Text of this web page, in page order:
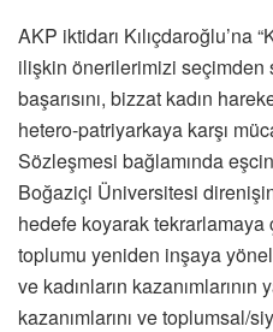
AKP iktidarı Kılıçdaroğlu’na
ilişkin önerilerimizi seçimden
başarısını, bizzat kadın
hetero-patriyarkaya karşı
Sözleşmesi bağlamında
Boğaziçi Üniversitesi
hedefe koyarak tekrarlamaya
toplumu yeniden inşaya
ve kadınların kazanımlarının
kazanımlarını ve toplumsal/